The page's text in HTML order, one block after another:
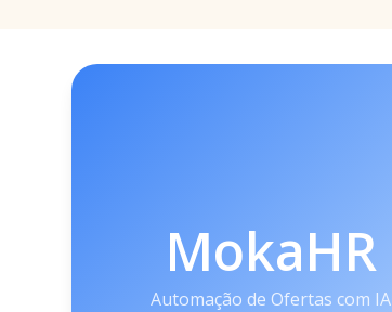
MokaHR
Automação de Ofertas com IA